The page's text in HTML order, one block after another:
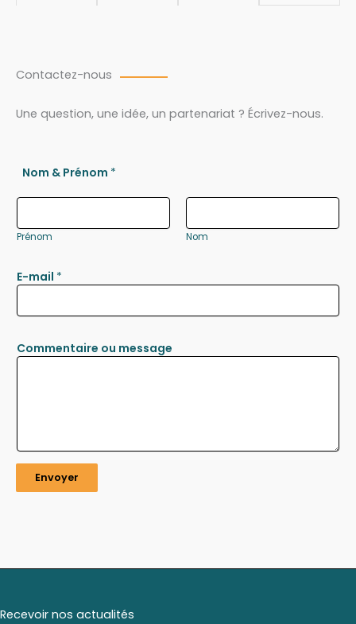
Contactez-nous
Une question, une idée, un partenariat ? Écrivez-nous.
Nom & Prénom *
Prénom Nom
E-mail *
Commentaire ou message
Envoyer
Recevoir nos actualités